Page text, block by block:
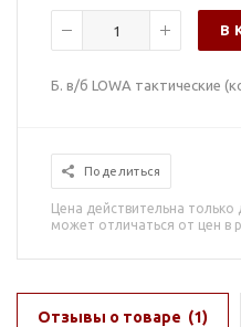
В
Б. в/б LOWA тактические
Поделиться
Цена действительна только
может отличаться от цен в
Отзывы о товаре (1)